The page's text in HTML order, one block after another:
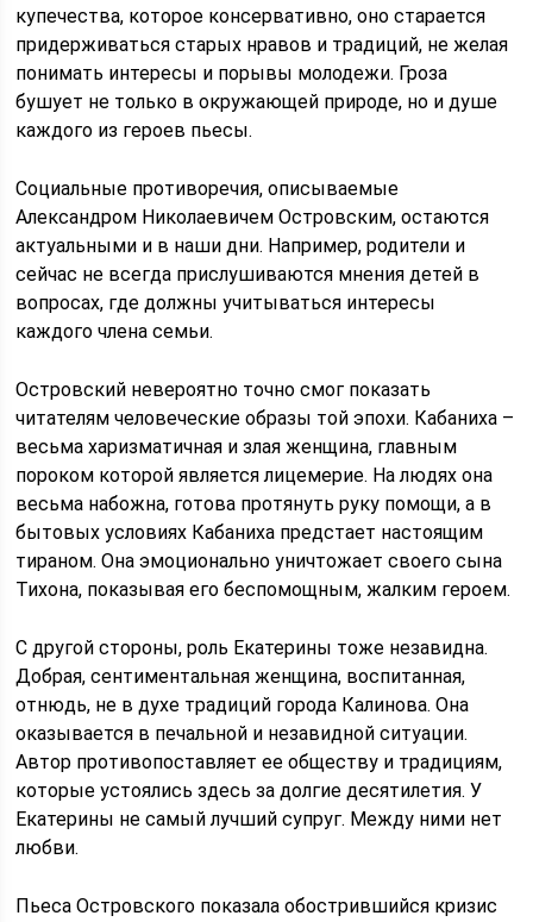
купечества, которое консервативно, оно старается
придерживаться старых нравов и традиций, не желая
понимать интересы и порывы молодежи. Гроза
бушует не только в окружающей природе, но и душе
каждого из героев пьесы.
Социальные противоречия, описываемые
Александром Николаевичем Островским, остаются
актуальными и в наши дни. Например, родители и
сейчас не всегда прислушиваются мнения детей в
вопросах, где должны учитываться интересы
каждого члена семьи.
Островский невероятно точно смог показать
читателям человеческие образы той эпохи. Кабаниха –
весьма харизматичная и злая женщина, главным
пороком которой является лицемерие. На людях она
весьма набожна, готова протянуть руку помощи, а в
бытовых условиях Кабаниха предстает настоящим
тираном. Она эмоционально уничтожает своего сына
Тихона, показывая его беспомощным, жалким героем.
С другой стороны, роль Екатерины тоже незавидна.
Добрая, сентиментальная женщина, воспитанная,
отнюдь, не в духе традиций города Калинова. Она
оказывается в печальной и незавидной ситуации.
Автор противопоставляет ее обществу и традициям,
которые устоялись здесь за долгие десятилетия. У
Екатерины не самый лучший супруг. Между ними нет
любви.
Пьеса Островского показала обострившийся кризис